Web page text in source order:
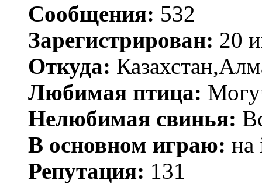
Сообщения: 532
Зарегистрирован: 20
Откуда:
Любимая птица:
Нелюбимая свинья:
В основном играю: на
Репутация: 131